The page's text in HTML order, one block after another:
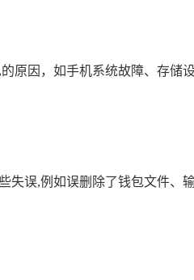
原因，如手机系统故障、存储
失误,例如误删除了钱包文件、